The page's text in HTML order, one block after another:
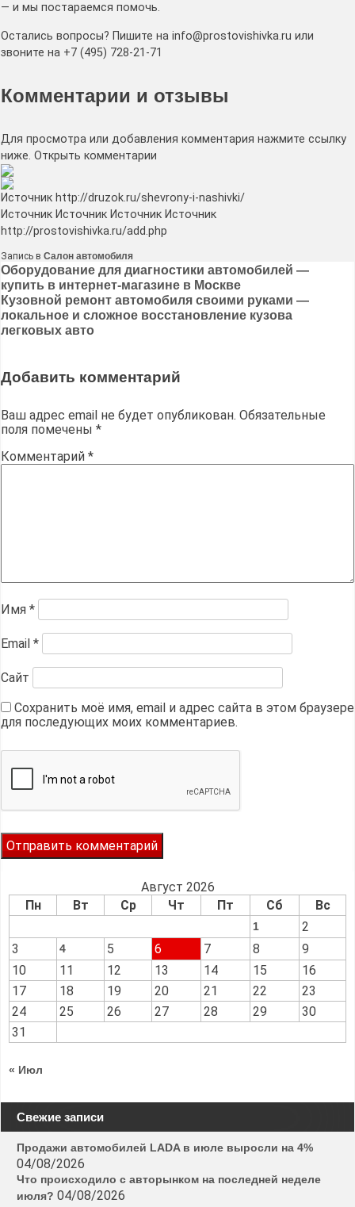
— и мы постараемся помочь.
Остались вопросы? Пишите на info@prostovishivka.ru или
звоните на +7 (495) 728-21-71
Комментарии и отзывы
Для просмотра или добавления комментария нажмите ссылку
ниже. Открыть комментарии
Источник http://druzok.ru/shevrony-i-nashivki/
Источник Источник Источник Источник
http://prostovishivka.ru/add.php
Запись в Салон автомобиля
Навигация
по
записям
Оборудование для диагностики автомобилей —
купить в интернет-магазине в Москве
Кузовной ремонт автомобиля своими руками —
локальное и сложное восстановление кузова
легковых авто
Добавить комментарий
Ваш адрес email не будет опубликован. Обязательные
поля помечены *
Комментарий *
Имя *
Email *
Сайт
Сохранить моё имя, email и адрес сайта в этом браузере
для последующих моих комментариев.
Август 2026
Пн
Вт Ср Чт Пт Сб Вс
1
2
3
4 5 6 7 8
9
10
11 12 13 14 15
16
17
18 19 20 21 22
23
24
25 26 27 28 29
30
31
« Июл
Свежие записи
Продажи автомобилей LADA в июле выросли на 4%
04/08/2026
Что происходило с авторынком на последней неделе
июля? 04/08/2026